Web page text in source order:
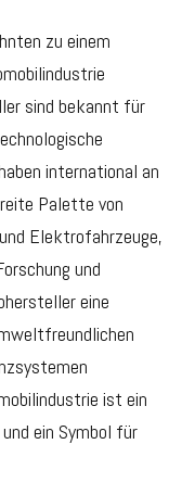
zu einem
sind bekannt für
international an
Palette von
Elektrofahrzeuge,
und
eine
ist ein
ein Symbol für